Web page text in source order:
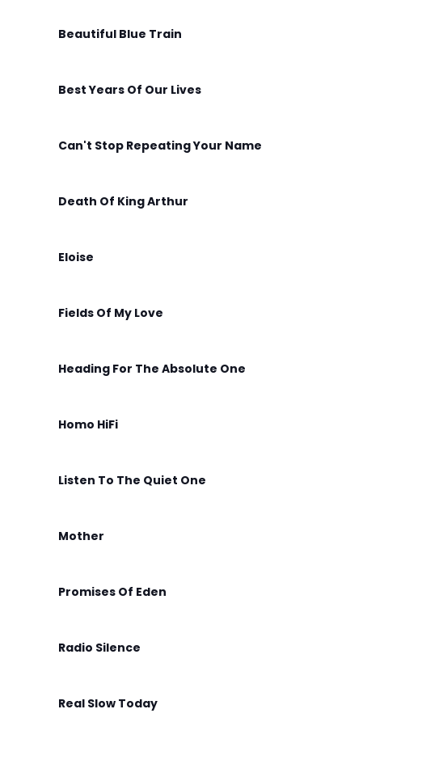
Beautiful Blue Train
Best Years Of Our Lives
Can't Stop Repeating Your Name
Death Of King Arthur
Eloise
Fields Of My Love
Heading For The Absolute One
Homo HiFi
Listen To The Quiet One
Mother
Promises Of Eden
Radio Silence
Real Slow Today